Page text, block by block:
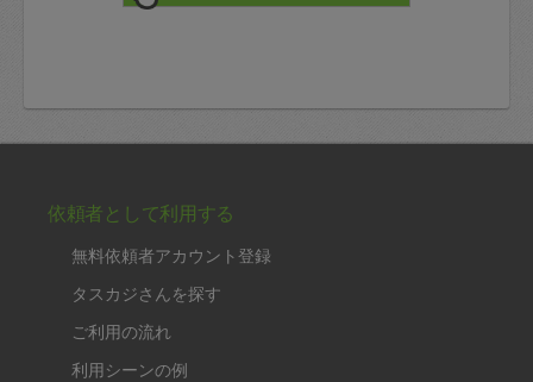
依頼者として利用する
無料依頼者アカウント登録
タスカジさんを探す
ご利用の流れ
利用シーンの例